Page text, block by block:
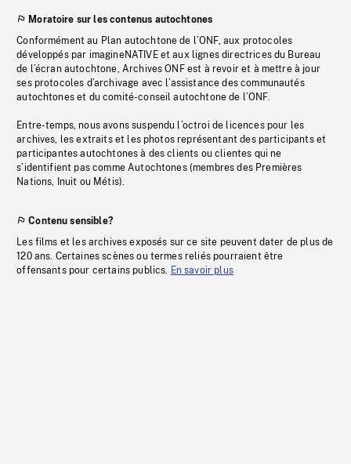
Moratoire sur les contenus autochtones
Conformément au Plan autochtone de l’ONF, aux protocoles
développés par imagineNATIVE et aux lignes directrices du Bureau
de l’écran autochtone, Archives ONF est à revoir et à mettre à jour
ses protocoles d’archivage avec l’assistance des communautés
autochtones et du comité-conseil autochtone de l’ONF.
Entre-temps, nous avons suspendu l’octroi de licences pour les
archives, les extraits et les photos représentant des participants et
participantes autochtones à des clients ou clientes qui ne
s’identifient pas comme Autochtones (membres des Premières
Nations, Inuit ou Métis).
Contenu sensible?
Les films et les archives exposés sur ce site peuvent dater de plus de
120 ans. Certaines scènes ou termes reliés pourraient être
offensants pour certains publics. En savoir plus